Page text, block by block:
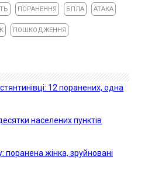
ПОРАНЕННЯ БПЛА АТАКА
ПОШКОДЖЕННЯ
12 поранених, одна
населених пунктів
жінка, зруйновані